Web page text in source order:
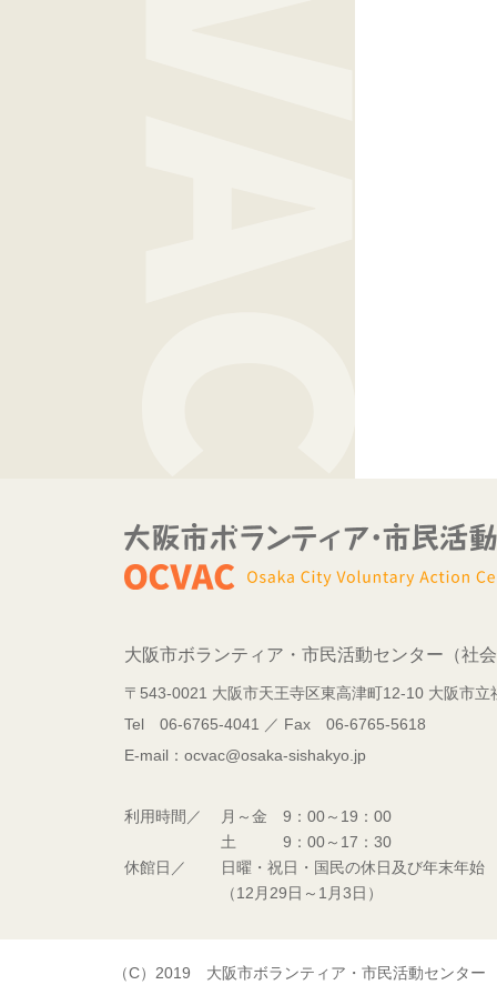
大阪市ボランティア・市民活動センター（社
〒543-0021 大阪市天王寺区東高津町12-10 大阪市立
Tel 06-6765-4041 ／ Fax 06-6765-5618
E-mail：ocvac@osaka-sishakyo.jp
利用時間／
月～金 9：00～19：00
土 9：00～17：30
休館日／
日曜・祝日・国民の休日及び年末年始
（12月29日～1月3日）
（C）2019 大阪市ボランティア・市民活動センター